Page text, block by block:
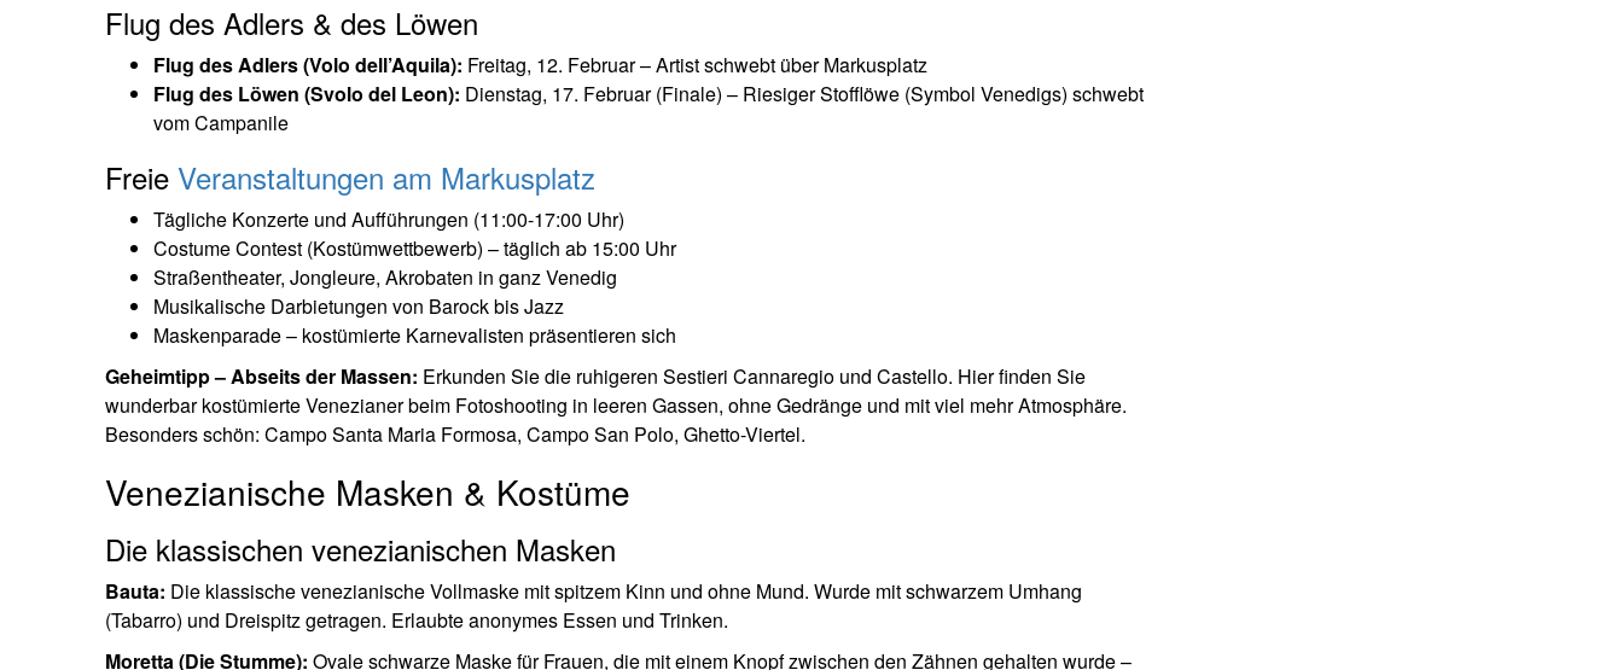
Flug des Adlers & des Löwen
Flug des Adlers (Volo dell’Aquila): Freitag, 12. Februar – Artist schwebt über Markusplatz
Flug des Löwen (Svolo del Leon): Dienstag, 17. Februar (Finale) – Riesiger Stofflöwe (Symbol Venedigs) schwebt
vom Campanile
Freie Veranstaltungen am Markusplatz
Tägliche Konzerte und Aufführungen (11:00-17:00 Uhr)
Costume Contest (Kostümwettbewerb) – täglich ab 15:00 Uhr
Straßentheater, Jongleure, Akrobaten in ganz Venedig
Musikalische Darbietungen von Barock bis Jazz
Maskenparade – kostümierte Karnevalisten präsentieren sich
Geheimtipp – Abseits der Massen: Erkunden Sie die ruhigeren Sestieri Cannaregio und Castello. Hier finden Sie
wunderbar kostümierte Venezianer beim Fotoshooting in leeren Gassen, ohne Gedränge und mit viel mehr Atmosphäre.
Besonders schön: Campo Santa Maria Formosa, Campo San Polo, Ghetto-Viertel.
Venezianische Masken & Kostüme
Die klassischen venezianischen Masken
Bauta: Die klassische venezianische Vollmaske mit spitzem Kinn und ohne Mund. Wurde mit schwarzem Umhang
(Tabarro) und Dreispitz getragen. Erlaubte anonymes Essen und Trinken.
Moretta (Die Stumme): Ovale schwarze Maske für Frauen, die mit einem Knopf zwischen den Zähnen gehalten wurde –